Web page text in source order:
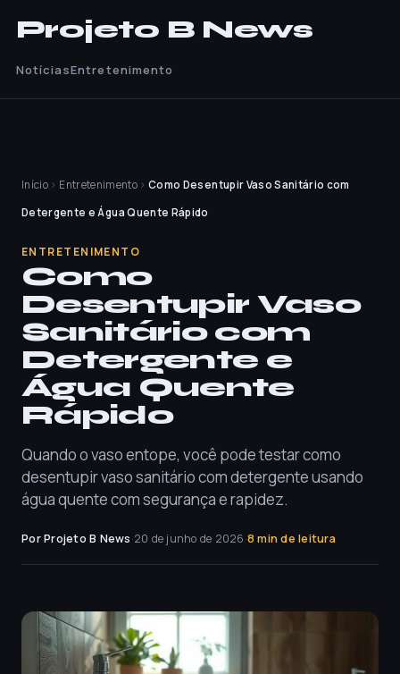
Projeto B News
NotíciasEntretenimento
Início › Entretenimento › Como Desentupir Vaso Sanitário com
Detergente e Água Quente Rápido
ENTRETENIMENTO
Como
Desentupir Vaso
Sanitário com
Detergente e
Água Quente
Rápido
Quando o vaso entope, você pode testar como
desentupir vaso sanitário com detergente usando
água quente com segurança e rapidez.
Por Projeto B News·20 de junho de 2026·8 min de leitura